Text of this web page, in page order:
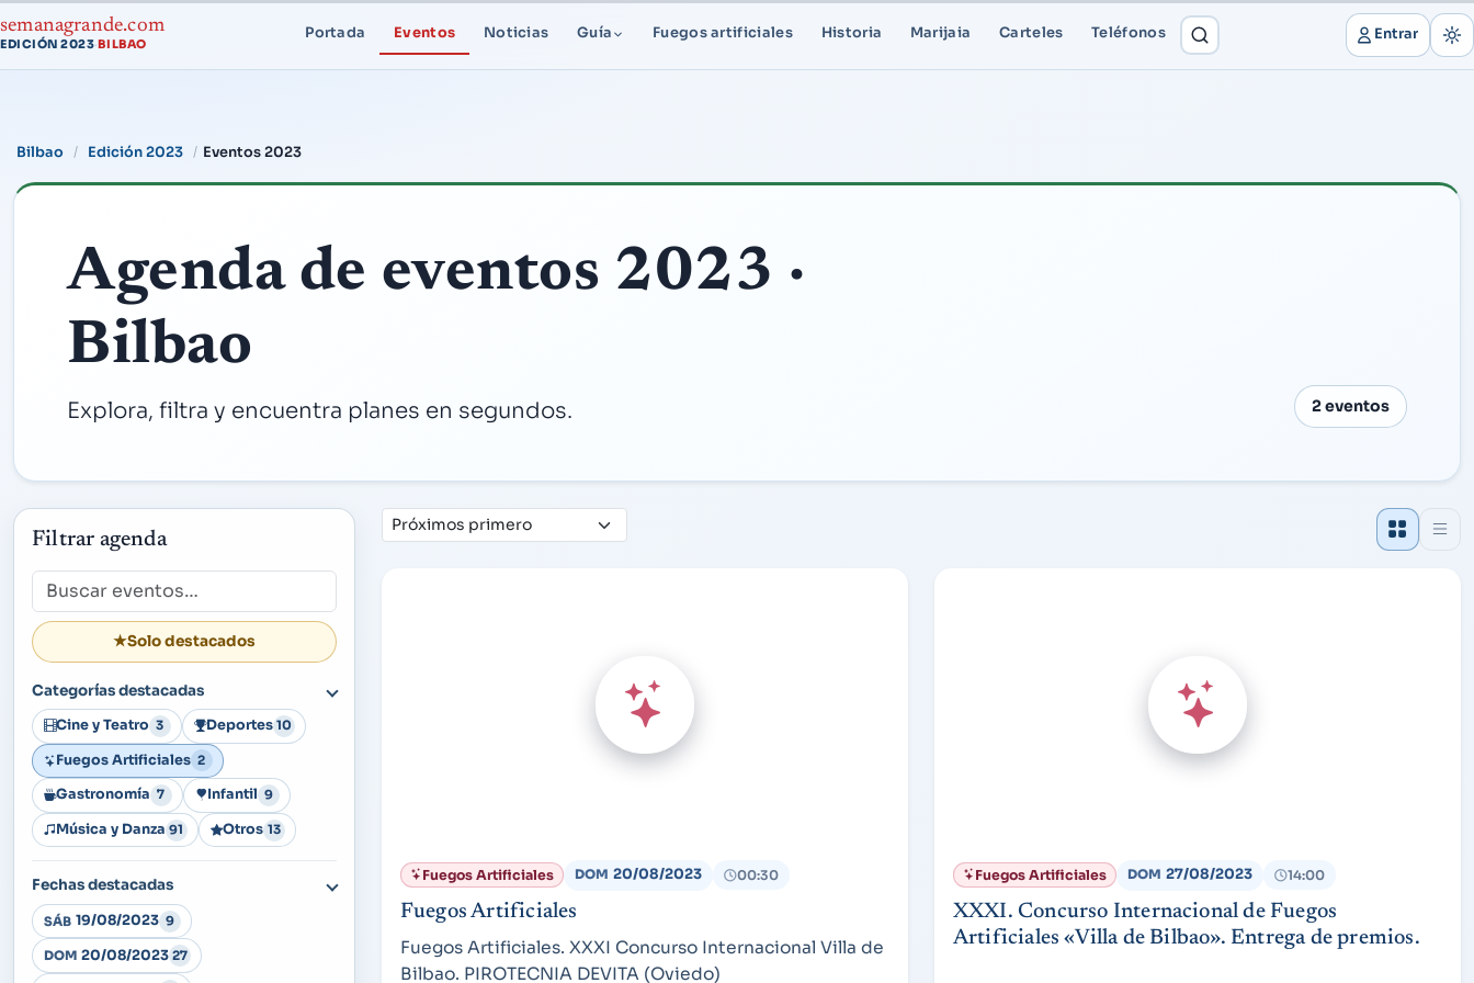
semanagrande.com
EDICIÓN 2023·BILBAO
Portada Eventos Noticias Guía Fuegos artificiales Historia Marijaia Carteles Teléfonos Entrar
Bilbao Edición 2023 Eventos 2023
Agenda de eventos 2023 ·
Bilbao
Explora, filtra y encuentra planes en segundos. 2 eventos
Filtrar agenda
Búsqueda
★Solo destacados
Categorías destacadas
Cine y Teatro 3 Deportes 10
Fuegos Artificiales 2
Gastronomía 7 Infantil 9
Música y Danza 91 Otros 13
Fechas destacadas
SÁB 19/08/2023 9
DOM 20/08/2023 27
Ordenar
Fuegos Artificiales DOM 20/08/2023 00:30
Fuegos Artificiales
Fuegos Artificiales. XXXI Concurso Internacional Villa de
Bilbao. PIROTECNIA DEVITA (Oviedo)
Fuegos Artificiales DOM 27/08/2023 14:00
XXXI. Concurso Internacional de Fuegos
Artificiales «Villa de Bilbao». Entrega de premios.